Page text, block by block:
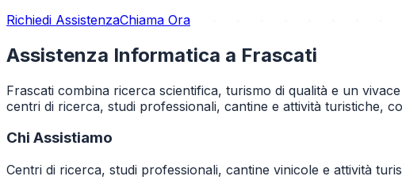
Richiedi AssistenzaChiama Ora
Assistenza Informatica a Frascati
Frascati combina ricerca scientifica, turismo di qualità e un
centri di ricerca, studi professionali, cantine e attività turistiche,
Chi Assistiamo
Centri di ricerca, studi professionali, cantine vinicole e attività